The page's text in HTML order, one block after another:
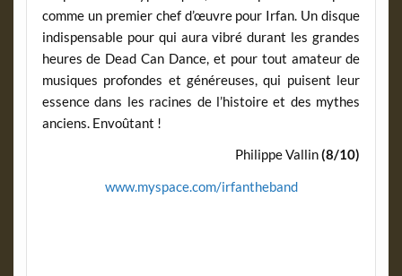
comme un premier chef d’œuvre pour Irfan. Un disque
indispensable pour qui aura vibré durant les grandes
heures de Dead Can Dance, et pour tout amateur de
musiques profondes et généreuses, qui puisent leur
essence dans les racines de l’histoire et des mythes
anciens. Envoûtant !
Philippe Vallin(8/10)
www.myspace.com/irfantheband